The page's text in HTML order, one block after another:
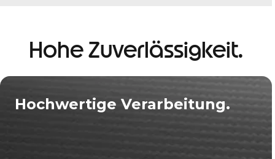
Hohe Zuverlässigkeit.
Hochwertige Verarbeitung.